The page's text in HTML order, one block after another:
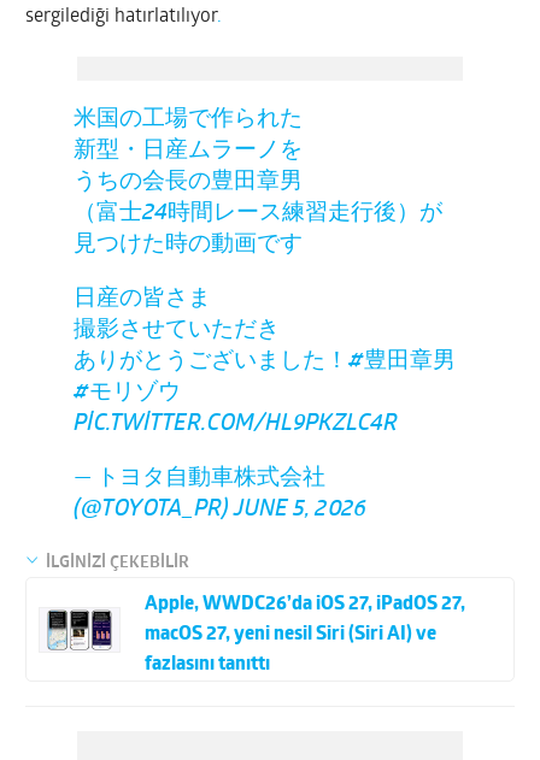
sergilediği hatırlatılıyor.
米国の工場で作られた
新型・日産ムラーノを
うちの会長の豊田章男
（富士24時間レース練習走行後）が
見つけた時の動画です
日産の皆さま
撮影させていただき
ありがとうございました！#豊田章男
#モリゾウ
PIC.TWITTER.COM/HL9PKZLC4R
— トヨタ自動車株式会社
(@TOYOTA_PR)JUNE 5, 2026
İLGİNİZİ ÇEKEBİLİR
Apple, WWDC26’da iOS 27, iPadOS 27,
macOS 27, yeni nesil Siri (Siri AI) ve
fazlasını tanıttı